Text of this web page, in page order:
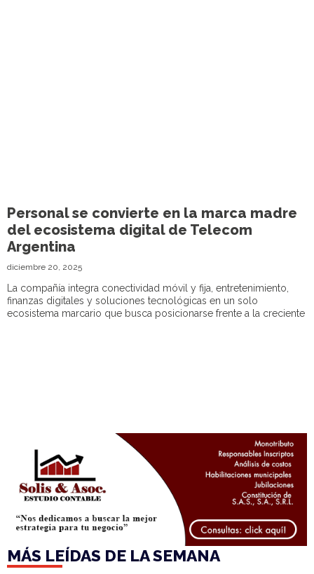
Personal se convierte en la marca madre
del ecosistema digital de Telecom
Argentina
diciembre 20, 2025
La compañía integra conectividad móvil y fija, entretenimiento,
finanzas digitales y soluciones tecnológicas en un solo
ecosistema marcario que busca posicionarse frente a la creciente
MÁS LEÍDAS DE LA SEMANA